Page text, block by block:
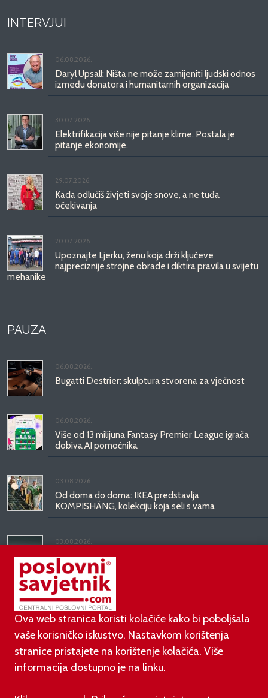
INTERVJUI
06.08.2026.
Daryl Upsall: Ništa ne može zamijeniti ljudski odnos
između donatora i humanitarnih organizacija
30.07.2026.
Elektrifikacija više nije pitanje klime. Postala je
pitanje ekonomije.
29.07.2026.
Kada odlučiš živjeti svoje snove, a ne tuđa
očekivanja
20.07.2026.
Upoznajte Ljerku, ženu koja drži ključeve
najpreciznije strojne obrade i diktira pravila u svijetu
mehanike
PAUZA
06.08.2026.
Bugatti Destrier: skulptura stvorena za vječnost
06.08.2026.
Više od 13 milijuna Fantasy Premier League igrača
dobiva AI pomoćnika
03.08.2026.
Od doma do doma: IKEA predstavlja
KOMPISHÄNG, kolekciju koja seli s vama
03.08.2026.
Kineski BYD predstavio luksuznu limuzinu veću od
Mercedesove S-klase, obećava domet do 1.000
kilometara
Ova web stranica koristi kolačiće kako bi poboljšala
vaše korisničko iskustvo. Nastavkom korištenja
stranice pristajete na korištenje kolačića. Više
informacija dostupno je na linku.